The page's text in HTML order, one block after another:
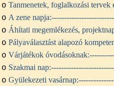
o Tanmenetek, foglalkozási tervek
o A zene napja:
o Áhítati megemlékezés,
o Pályaválasztást alapozó
o Várjátékok óvodásoknak:
o Szakmai nap:
o Gyülekezeti